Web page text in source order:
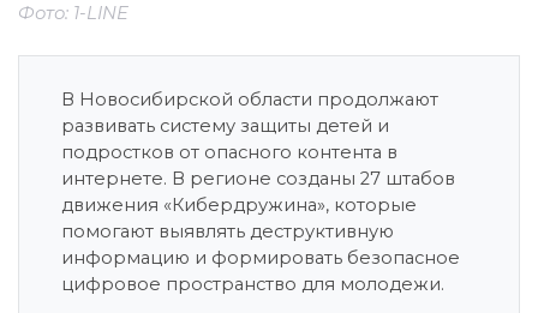
Фото: 1-LINE
В Новосибирской области продолжают
развивать систему защиты детей и
подростков от опасного контента в
интернете. В регионе созданы 27 штабов
движения «Кибердружина», которые
помогают выявлять деструктивную
информацию и формировать безопасное
цифровое пространство для молодежи.